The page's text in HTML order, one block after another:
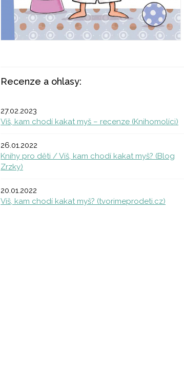
Recenze a ohlasy:
27.02.2023
Víš, kam chodí kakat myš – recenze (Knihomolíci)
26.01.2022
Knihy pro děti / Víš, kam chodí kakat myš? (Blog
Zrzky)
20.01.2022
Víš, kam chodí kakat myš? (tvorimeprodeti.cz)